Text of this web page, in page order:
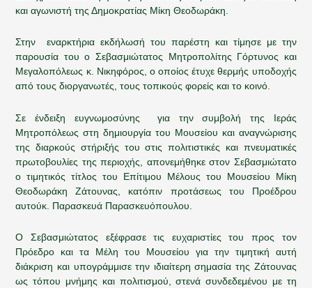
και αγωνιστή της Δημοκρατίας Μίκη Θεοδωράκη.
Στην εναρκτήρια εκδήλωσή του παρέστη και τίμησε με την
παρουσία του ο Σεβασμιώτατος Μητροπολίτης Γόρτυνος και
Μεγαλοπόλεως κ. Νικηφόρος, ο οποίος έτυχε θερμής υποδοχής
από τους διοργανωτές, τους τοπικούς φορείς και το κοινό.
Σε ένδειξη ευγνωμοσύνης για την συμβολή της Ιεράς
Μητροπόλεως στη δημιουργία του Μουσείου και αναγνώρισης
της διαρκούς στήριξής του στις πολιτιστικές και πνευματικές
πρωτοβουλίες της περιοχής, απονεμήθηκε στον Σεβασμιώτατο
ο τιμητικός τίτλος του Επίτιμου Μέλους του Μουσείου Μίκη
Θεοδωράκη Ζάτουνας, κατόπιν προτάσεως του Προέδρου
αυτούκ. Παρασκευά Παρασκευόπουλου.
Ο Σεβασμιώτατος εξέφρασε τις ευχαριστίες του προς τον
Πρόεδρο και τα Μέλη του Μουσείου για την τιμητική αυτή
διάκριση και υπογράμμισε την ιδιαίτερη σημασία της Ζάτουνας
ως τόπου μνήμης και πολιτισμού, στενά συνδεδεμένου με τη